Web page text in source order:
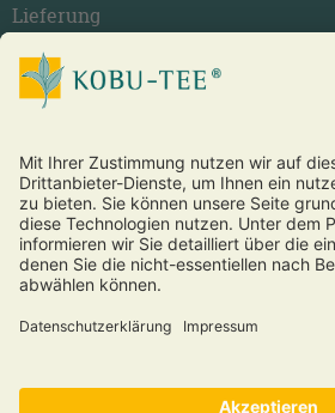
Lieferung
facebook twitter
Vertrag
* Alle Preise inkl. gesetzl.